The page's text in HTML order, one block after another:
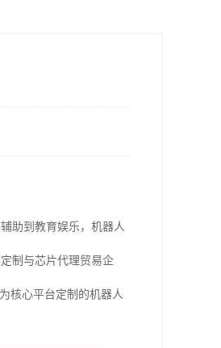
助到教育娱乐，机器人
制与芯片代理贸易企
核心平台定制的机器人